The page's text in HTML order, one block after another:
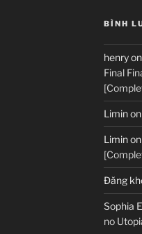
BÌNH
henryon
Final
Liminon
Liminon
Đăng
Sophia
no